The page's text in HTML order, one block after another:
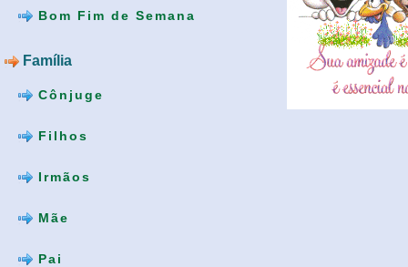
Bom Fim de Semana
Família
Cônjuge
Filhos
Irmãos
Mãe
Pai